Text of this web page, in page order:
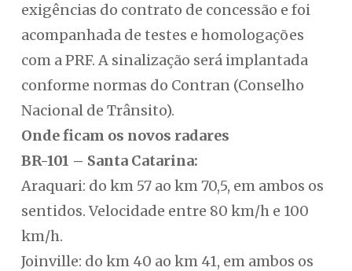
exigências do contrato de concessão e foi
acompanhada de testes e homologações
com a PRF. A sinalização será implantada
conforme normas do Contran (Conselho
Nacional de Trânsito).
Onde ficam os novos radares
BR-101 – Santa Catarina:
Araquari: do km 57 ao km 70,5, em ambos os
sentidos. Velocidade entre 80 km/h e 100
km/h.
Joinville: do km 40 ao km 41, em ambos os